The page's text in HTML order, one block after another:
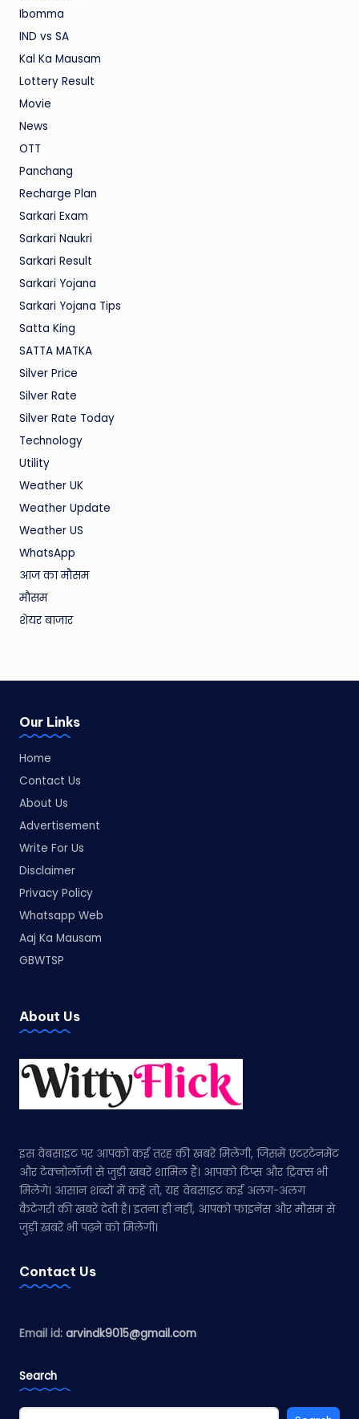
Ibomma
IND vs SA
Kal Ka Mausam
Lottery Result
Movie
News
OTT
Panchang
Recharge Plan
Sarkari Exam
Sarkari Naukri
Sarkari Result
Sarkari Yojana
Sarkari Yojana Tips
Satta King
SATTA MATKA
Silver Price
Silver Rate
Silver Rate Today
Technology
Utility
Weather UK
Weather Update
Weather US
WhatsApp
आज का मौसम
मौसम
शेयर बाजार
Our Links
Home
Contact Us
About Us
Advertisement
Write For Us
Disclaimer
Privacy Policy
Whatsapp Web
Aaj Ka Mausam
GBWTSP
About Us
इस वेबसाइट पर आपको कई तरह की खबरें मिलेंगी, जिसमें एंटरटेनमेंट
और टेक्नोलॉजी से जुड़ी खबरें शामिल हैं। आपको टिप्स और ट्रिक्स भी
मिलेंगे। आसान शब्दों में कहें तो, यह वेबसाइट कई अलग-अलग
कैटेगरी की खबरें देती है। इतना ही नहीं, आपको फाइनेंस और मौसम से
जुड़ी खबरें भी पढ़ने को मिलेंगी।
Contact Us
Email id: arvindk9015@gmail.com
Search